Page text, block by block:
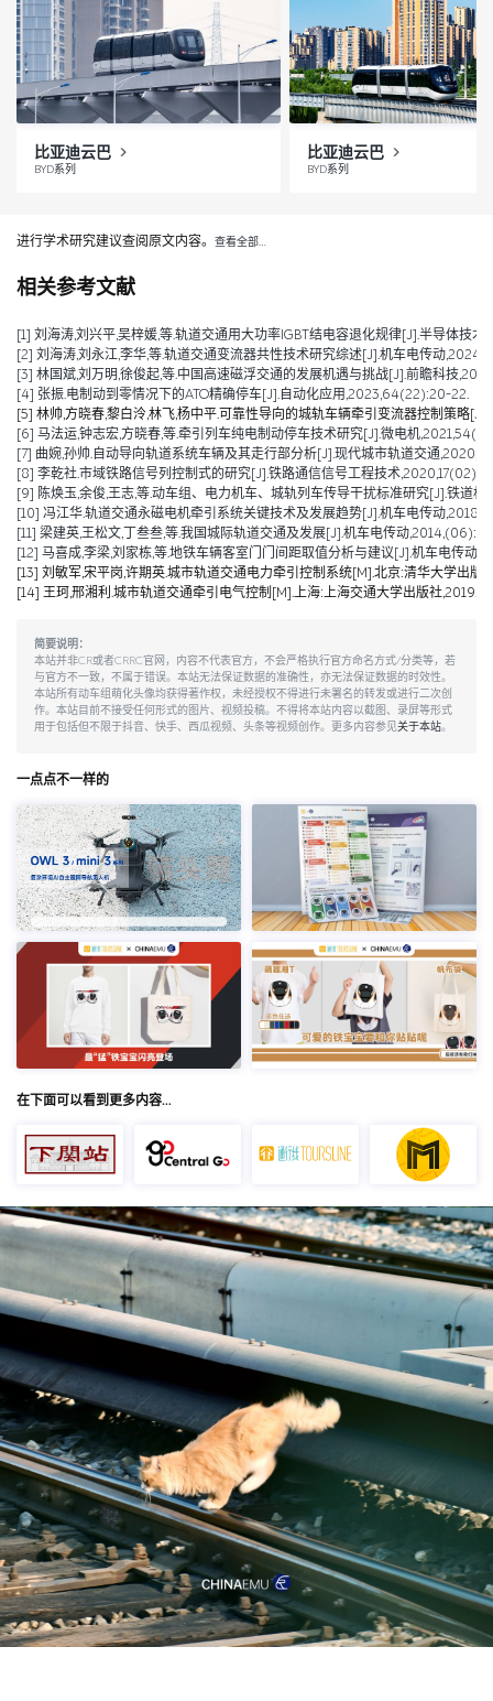
比亚迪云巴
BYD系列
比亚迪云巴
BYD系列
进行学术研究建议查阅原文内容。 查看全部…
相关参考文献
[1] 刘海涛,刘兴平,吴梓媛,等.轨道交通用大功率IGBT结电容退化规律[J].半导体技
[2] 刘海涛,刘永江,李华,等.轨道交通变流器共性技术研究综述[J].机车电传动
[3] 林国斌,刘万明,徐俊起,等.中国高速磁浮交通的发展机遇与挑战[J].前瞻科技
[4] 张振.电制动到零情况下的ATO精确停车[J].自动化应用,2023,64(22):20-22.
[5] 林帅,方晓春,黎白泠,林飞,杨中平.可靠性导向的城轨车辆牵引变流器控制策略
[6] 马法运,钟志宏,方晓春,等.牵引列车纯电制动停车技术研究[J].微电机
[7] 曲婉,孙帅.自动导向轨道系统车辆及其走行部分析[J].现代城市轨道交通
[8] 李乾社.市域铁路信号列控制式的研究[J].铁路通信信号工程技术
[9] 陈焕玉,余俊,王志,等.动车组、电力机车、城轨列车传导干扰标准研究[J].铁道
[10] 冯江华.轨道交通永磁电机牵引系统关键技术及发展趋势[J].机车电传动
[11] 梁建英,王松文,丁叁叁,等.我国城际轨道交通及发展[J].机车电传动,2014,(06):6-
[12] 马喜成,李梁,刘家栋,等.地铁车辆客室门门间距取值分析与建议[J].机车电传动
[13] 刘敏军,宋平岗,许期英.城市轨道交通电力牵引控制系统[M].北京:清华大学出版
[14] 王珂,邢湘利.城市轨道交通牵引电气控制[M].上海:上海交通大学出版社,2019.
简要说明：
本站并非CR或者CRRC官网，内容不代表官方，不会严格执行官方命名方式/分类等，若
与官方不一致，不属于错误。本站无法保证数据的准确性，亦无法保证数据的时效性。
本站所有动车组萌化头像均获得著作权，未经授权不得进行未署名的转发或进行二次创
作。本站目前不接受任何形式的图片、视频投稿。不得将本站内容以截图、录屏等形式
用于包括但不限于抖音、快手、西瓜视频、头条等视频创作。更多内容参见关于本站。
一点点不一样的
在下面可以看到更多内容…